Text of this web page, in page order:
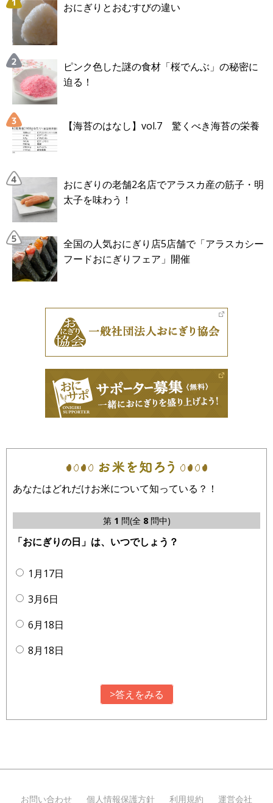
おにぎりとおむすびの違い
ピンク色した謎の食材「桜でんぶ」の秘密に
迫る！
【海苔のはなし】vol.7 驚くべき海苔の栄養
おにぎりの老舗2名店でアラスカ産の筋子・明
太子を味わう！
全国の人気おにぎり店5店舗で「アラスカシー
フードおにぎりフェア」開催
あなたはどれだけお米について知っている？！
第 1 問(全 8問中)
「おにぎりの日」は、いつでしょう？
1月17日
3月6日
6月18日
8月18日
>答えをみる
お問い合わせ 個人情報保護方針 利用規約 運営会社